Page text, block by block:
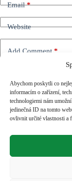
Abychom poskytli co
informacím o zařízení,
technologiemi nám
jedinečná ID na tomto
ovlivnit určité vlastnosti a
Email*
Website
Add Comment *